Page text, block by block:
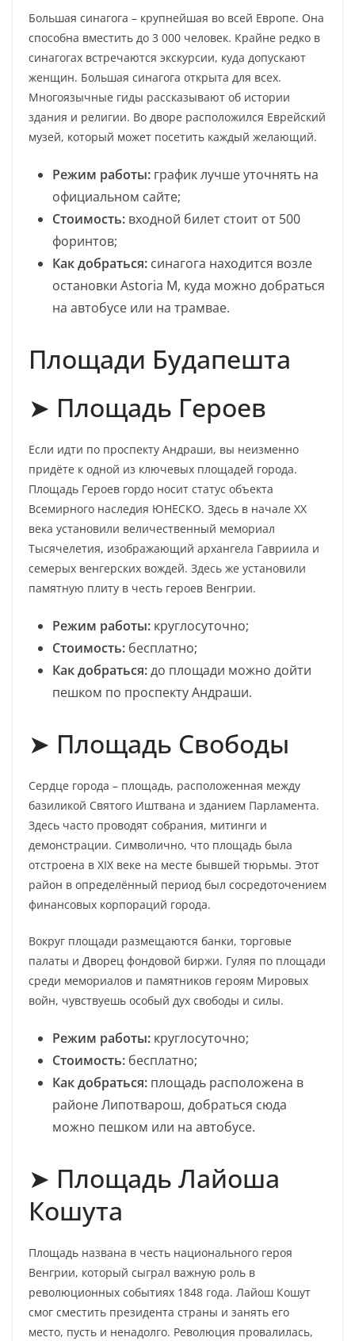
Большая синагога – крупнейшая во всей Европе. Она
способна вместить до 3 000 человек. Крайне редко в
синагогах встречаются экскурсии, куда допускают
женщин. Большая синагога открыта для всех.
Многоязычные гиды рассказывают об истории
здания и религии. Во дворе расположился Еврейский
музей, который может посетить каждый желающий.
Режим работы: график лучше уточнять на
официальном сайте;
Стоимость: входной билет стоит от 500
форинтов;
Как добраться: синагога находится возле
остановки Astoria М, куда можно добраться
на автобусе или на трамвае.
Площади Будапешта
➤ Площадь Героев
Если идти по проспекту Андраши, вы неизменно
придёте к одной из ключевых площадей города.
Площадь Героев гордо носит статус объекта
Всемирного наследия ЮНЕСКО. Здесь в начале XX
века установили величественный мемориал
Тысячелетия, изображающий архангела Гавриила и
семерых венгерских вождей. Здесь же установили
памятную плиту в честь героев Венгрии.
Режим работы: круглосуточно;
Стоимость: бесплатно;
Как добраться:до площади можно дойти
пешком по проспекту Андраши.
➤ Площадь Свободы
Сердце города – площадь, расположенная между
базиликой Святого Иштвана и зданием Парламента.
Здесь часто проводят собрания, митинги и
демонстрации. Символично, что площадь была
отстроена в XIX веке на месте бывшей тюрьмы. Этот
район в определённый период был сосредоточением
финансовых корпораций города.
Вокруг площади размещаются банки, торговые
палаты и Дворец фондовой биржи. Гуляя по площади
среди мемориалов и памятников героям Мировых
войн, чувствуешь особый дух свободы и силы.
Режим работы: круглосуточно;
Стоимость: бесплатно;
Как добраться: площадь расположена в
районе Липотварош, добраться сюда
можно пешком или на автобусе.
➤ Площадь Лайоша
Кошута
Площадь названа в честь национального героя
Венгрии, который сыграл важную роль в
революционных событиях 1848 года. Лайош Кошут
смог сместить президента страны и занять его
место, пусть и ненадолго. Революция провалилась,